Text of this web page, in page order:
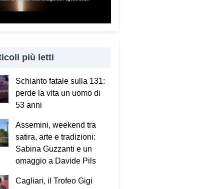
più letti
Schianto fatale sulla 131:
perde la vita un uomo di
53 anni
Assemini, weekend tra
satira, arte e tradizioni:
Sabina Guzzanti e un
omaggio a Davide Pils
Cagliari, il Trofeo Gigi